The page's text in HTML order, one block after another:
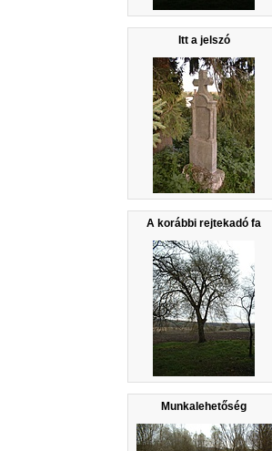
Itt a jelszó
A korábbi rejtekadó fa
Munkalehetőség